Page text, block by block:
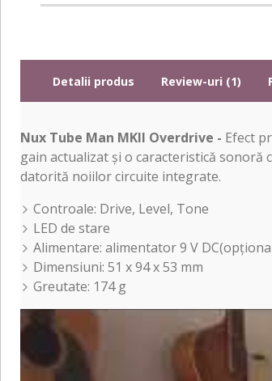
Detalii produs Review-uri (1)
Nux Tube Man MKII Overdrive - Efect
gain actualizat și o caracteristică
datorită noiilor circuite integrate.
Controale: Drive, Level, Tone
LED de stare
Alimentare: alimentator 9 V
Dimensiuni: 51 x 94 x 53 mm
Greutate: 174 g